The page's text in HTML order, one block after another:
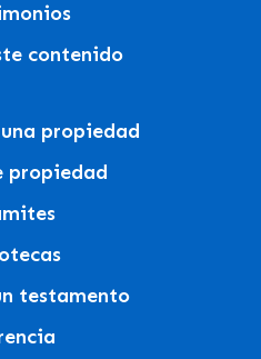
contenido
propiedad
propiedad
testamento